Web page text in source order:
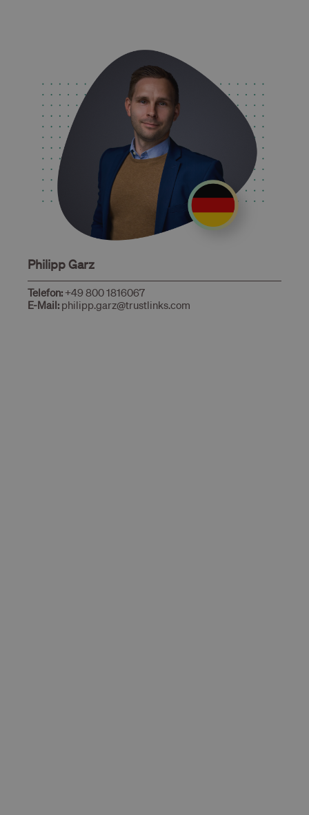
Philipp Garz
Telefon: +49 800 1816067
E-Mail: philipp.garz@trustlinks.com